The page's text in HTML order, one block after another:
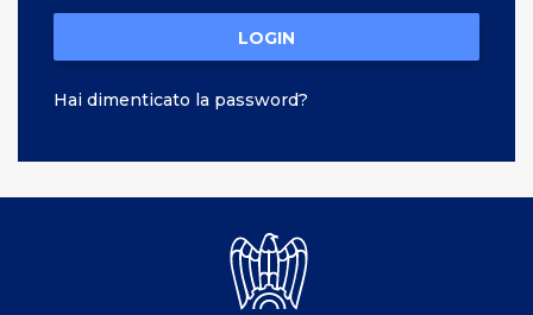
LOGIN
Hai dimenticato la password?